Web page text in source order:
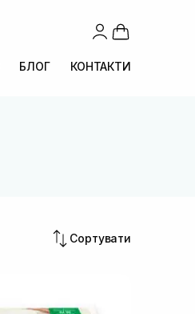
БЛОГ КОНТАКТИ
Сортувати